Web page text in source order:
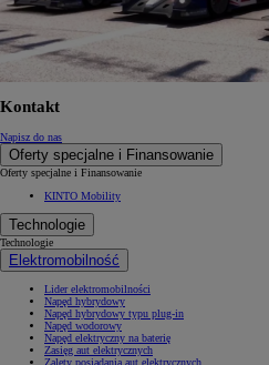
Kontakt
Napisz do nas
Oferty specjalne i Finansowanie
Oferty specjalne i Finansowanie
KINTO Mobility
Technologie
Technologie
Elektromobilność
Lider elektromobilności
Napęd hybrydowy
Napęd hybrydowy typu plug-in
Napęd wodorowy
Napęd elektryczny na baterię
Zasięg aut elektrycznych
Zalety posiadania aut elektrycznych